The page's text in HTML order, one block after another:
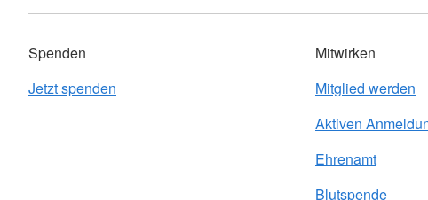
Spenden
Jetzt spenden
Mitwirken
Mitglied werden
Aktiven
Ehrenamt
Blutspende